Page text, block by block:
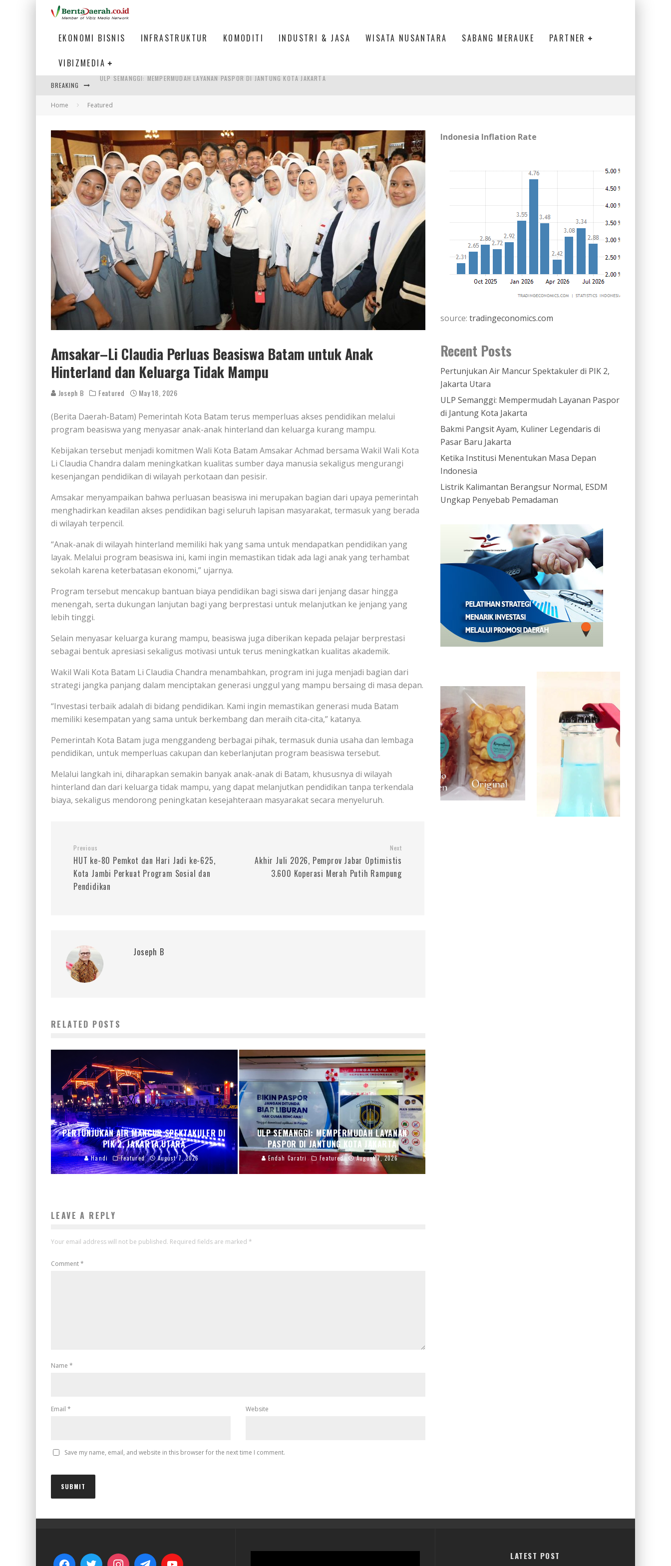
EKONOMI BISNIS INFRASTRUKTUR KOMODITI INDUSTRI & JASA WISATA NUSANTARA SABANG MERAUKE PARTNER
VIBIZMEDIA
BREAKING
KETIKA INSTITUSI MENENTUKAN MASA DEPAN INDONESIA
ULP SEMANGGI: MEMPERMUDAH LAYANAN PASPOR DI JANTUNG KOTA JAKARTA
Home Featured
Amsakar–Li Claudia Perluas Beasiswa Batam untuk Anak
Hinterland dan Keluarga Tidak Mampu
Joseph B Featured May 18, 2026
(Berita Daerah-Batam) Pemerintah Kota Batam terus memperluas akses pendidikan melalui
program beasiswa yang menyasar anak-anak hinterland dan keluarga kurang mampu.
Kebijakan tersebut menjadi komitmen Wali Kota Batam Amsakar Achmad bersama Wakil Wali Kota
Li Claudia Chandra dalam meningkatkan kualitas sumber daya manusia sekaligus mengurangi
kesenjangan pendidikan di wilayah perkotaan dan pesisir.
Amsakar menyampaikan bahwa perluasan beasiswa ini merupakan bagian dari upaya pemerintah
menghadirkan keadilan akses pendidikan bagi seluruh lapisan masyarakat, termasuk yang berada
di wilayah terpencil.
“Anak-anak di wilayah hinterland memiliki hak yang sama untuk mendapatkan pendidikan yang
layak. Melalui program beasiswa ini, kami ingin memastikan tidak ada lagi anak yang terhambat
sekolah karena keterbatasan ekonomi,” ujarnya.
Program tersebut mencakup bantuan biaya pendidikan bagi siswa dari jenjang dasar hingga
menengah, serta dukungan lanjutan bagi yang berprestasi untuk melanjutkan ke jenjang yang
lebih tinggi.
Selain menyasar keluarga kurang mampu, beasiswa juga diberikan kepada pelajar berprestasi
sebagai bentuk apresiasi sekaligus motivasi untuk terus meningkatkan kualitas akademik.
Wakil Wali Kota Batam Li Claudia Chandra menambahkan, program ini juga menjadi bagian dari
strategi jangka panjang dalam menciptakan generasi unggul yang mampu bersaing di masa depan.
“Investasi terbaik adalah di bidang pendidikan. Kami ingin memastikan generasi muda Batam
memiliki kesempatan yang sama untuk berkembang dan meraih cita-cita,” katanya.
Pemerintah Kota Batam juga menggandeng berbagai pihak, termasuk dunia usaha dan lembaga
pendidikan, untuk memperluas cakupan dan keberlanjutan program beasiswa tersebut.
Melalui langkah ini, diharapkan semakin banyak anak-anak di Batam, khususnya di wilayah
hinterland dan dari keluarga tidak mampu, yang dapat melanjutkan pendidikan tanpa terkendala
biaya, sekaligus mendorong peningkatan kesejahteraan masyarakat secara menyeluruh.
Previous
HUT ke-80 Pemkot dan Hari Jadi ke-625,
Kota Jambi Perkuat Program Sosial dan
Pendidikan
Next
Akhir Juli 2026, Pemprov Jabar Optimistis
3.600 Koperasi Merah Putih Rampung
Joseph B
RELATED POSTS
PERTUNJUKAN AIR MANCUR SPEKTAKULER DI
PIK 2, JAKARTA UTARA
Handi Featured August 7, 2026
ULP SEMANGGI: MEMPERMUDAH LAYANAN
PASPOR DI JANTUNG KOTA JAKARTA
Endah Caratri Featured August 7, 2026
LEAVE A REPLY
Your email address will not be published. Required fields are marked *
Comment*
Name *
Email * Website
Save my name, email, and website in this browser for the next time I comment.
Indonesia Inflation Rate
source: tradingeconomics.com
Recent Posts
Pertunjukan Air Mancur Spektakuler di PIK 2,
Jakarta Utara
ULP Semanggi: Mempermudah Layanan Paspor
di Jantung Kota Jakarta
Bakmi Pangsit Ayam, Kuliner Legendaris di
Pasar Baru Jakarta
Ketika Institusi Menentukan Masa Depan
Indonesia
Listrik Kalimantan Berangsur Normal, ESDM
Ungkap Penyebab Pemadaman
LATEST POST